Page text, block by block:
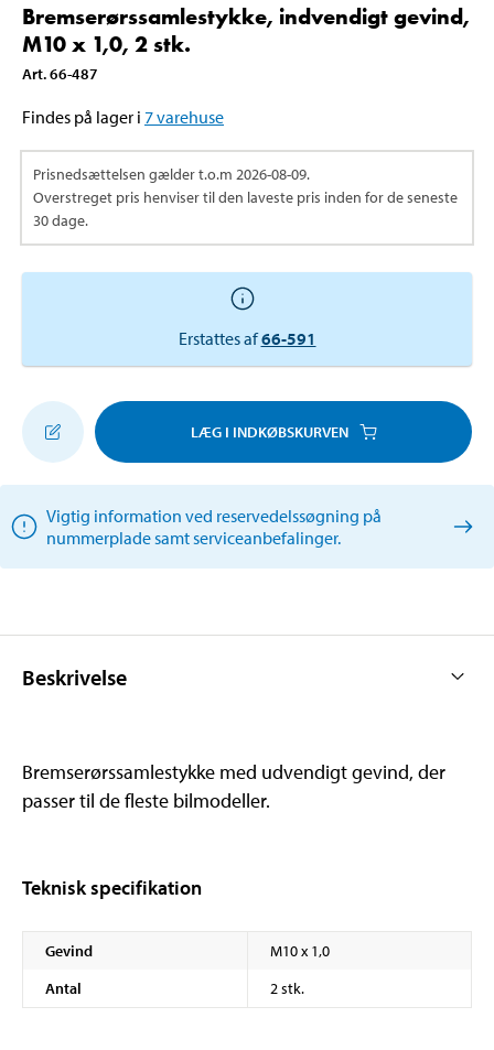
Bremserørssamlestykke, indvendigt gevind,
M10 x 1,0, 2 stk.
Art.66-487
Findes på lager i 7varehuse
Prisnedsættelsen gælder t.o.m 2026-08-09.
Overstreget pris henviser til den laveste pris inden for de seneste
30 dage.
Erstattes af66-591
LÆG I INDKØBSKURVEN
Vigtig information ved reservedelssøgning på
nummerplade samt serviceanbefalinger.
Beskrivelse
Bremserørssamlestykke med udvendigt gevind, der
passer til de fleste bilmodeller.
Teknisk specifikation
Gevind
M10 x 1,0
Antal
2 stk.